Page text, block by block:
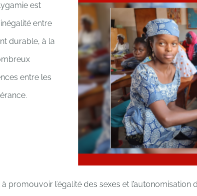
est
entre
durable, à la
entre les
promouvoir l’égalité des sexes et